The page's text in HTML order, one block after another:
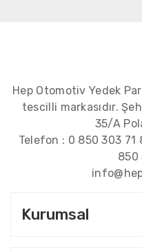
Hep Otomotiv Yedek
tescilli markasıdır.
35/A
Telefon : 0 850 303 71
850
Kurumsal